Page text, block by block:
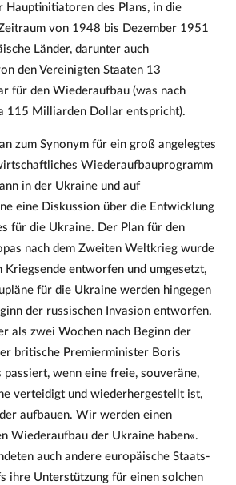
Hauptinitiatoren des Plans, in die
von 1948 bis Dezember 1951
Länder, darunter auch
den Vereinigten Staaten 13
für den Wiederaufbau (was nach
115 Milliarden Dollar entspricht).
zum Synonym für ein groß angelegtes
Wiederaufbauprogramm
in der Ukraine und auf
eine Diskussion über die Entwicklung
für die Ukraine. Der Plan für den
nach dem Zweiten Weltkrieg wurde
Kriegsende entworfen und umgesetzt,
für die Ukraine werden hingegen
der russischen Invasion entworfen.
als zwei Wochen nach Beginn der
britische Premierminister Boris
passiert, wenn eine freie, souveräne,
verteidigt und wiederhergestellt ist,
aufbauen. Wir werden einen
Wiederaufbau der Ukraine haben«.
auch andere europäische Staats-
ihre Unterstützung für einen solchen